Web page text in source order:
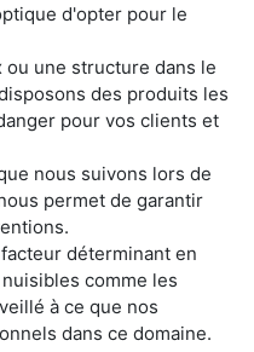
d'opter pour le
ou une structure dans le
des produits les
pour vos clients et
nous suivons lors de
permet de garantir
déterminant en
comme les
à ce que nos
dans ce domaine.